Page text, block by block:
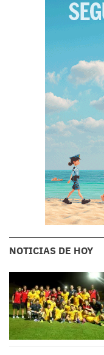
NOTICIAS DE HOY